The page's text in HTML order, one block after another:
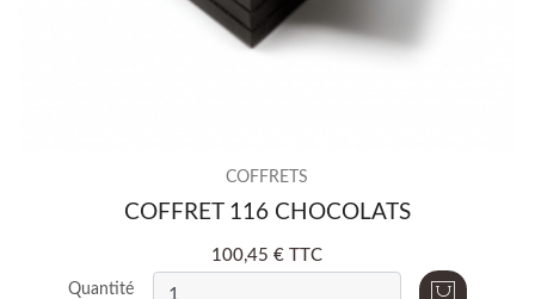
COFFRETS
COFFRET 116 CHOCOLATS
100,45 € TTC
Quantité